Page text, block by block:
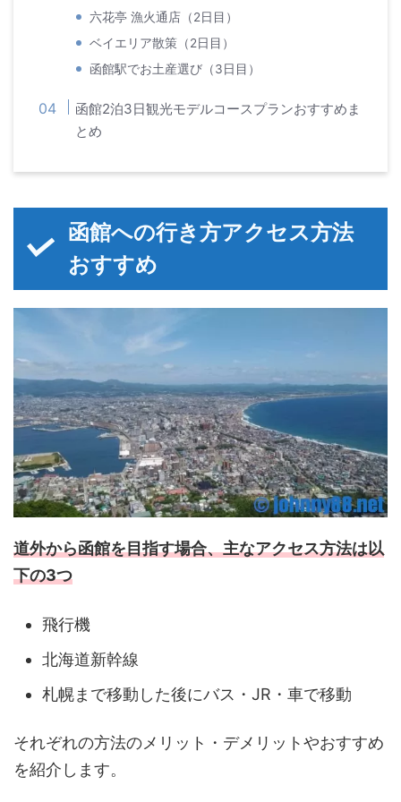
六花亭 漁火通店（2日目）
ベイエリア散策（2日目）
函館駅でお土産選び（3日目）
函館2泊3日観光モデルコースプランおすすめま
とめ
函館への行き方アクセス方法
おすすめ
道外から函館を目指す場合、主なアクセス方法は以
下の3つ
飛行機
北海道新幹線
札幌まで移動した後にバス・JR・車で移動
それぞれの方法のメリット・デメリットやおすすめ
を紹介します。